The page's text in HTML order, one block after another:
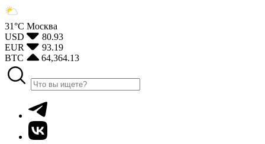
31°С Москва
USD
80.93
EUR
93.19
BTC
64,364.13